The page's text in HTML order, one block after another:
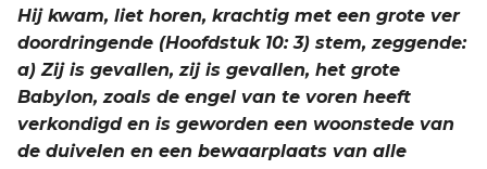
Hij kwam, liet horen, krachtig met een grote ver
doordringende (Hoofdstuk 10: 3) stem, zeggende:
a) Zij is gevallen, zij is gevallen, het grote
Babylon, zoals de engel van te voren heeft
verkondigd en is geworden een woonstede van
de duivelen en een bewaarplaats van alle